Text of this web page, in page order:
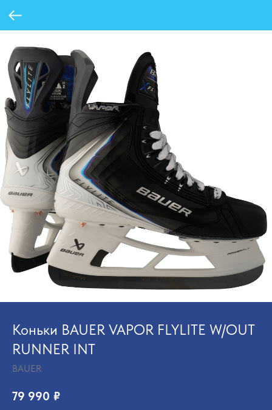
Коньки BAUER VAPOR FLYLITE W/OUT
RUNNER INT
BAUER
79 990 ₽